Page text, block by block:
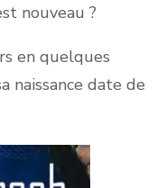
nouveau ?
en quelques
naissance date de